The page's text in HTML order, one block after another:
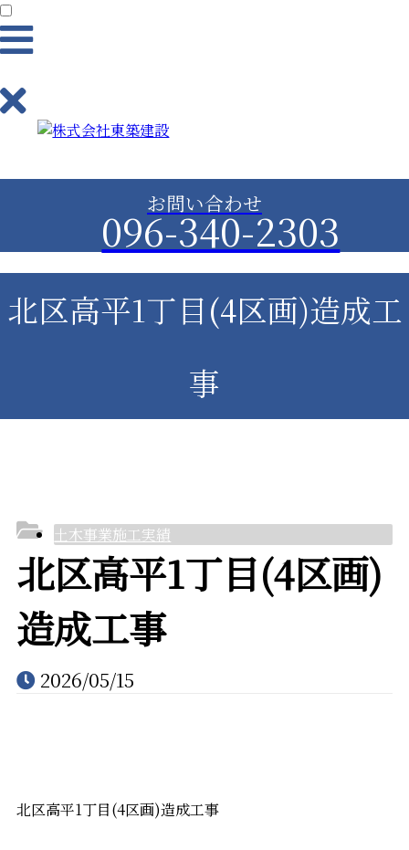
土木工事（造成工事）事業
建築事業
水道設備事業
施工実績
お問い合わせ
096-340-2303
北区高平1丁目(4区画)造成工
事
土木事業施工実績
北区高平1丁目(4区画)
造成工事
2026/05/15
北区高平1丁目(4区画)造成工事